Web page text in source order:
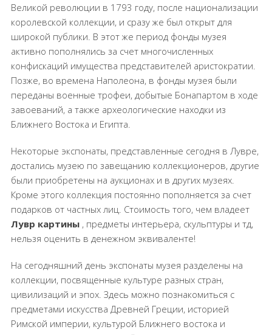
Великой революции в 1793 году, после национализации
королевской коллекции, и сразу же был открыт для
широкой публики. В этот же период фонды музея
активно пополнялись за счет многочисленных
конфискаций имущества представителей аристократии.
Позже, во времена Наполеона, в фонды музея были
переданы военные трофеи, добытые Бонапартом в ходе
завоеваний, а также археологические находки из
Ближнего Востока и Египта.
Некоторые экспонаты, представленные сегодня в Лувре,
достались музею по завещанию коллекционеров, другие
были приобретены на аукционах и в других музеях.
Кроме этого коллекция постоянно пополняется за счет
подарков от частных лиц. Стоимость того, чем владеет
Лувр картины, предметы интерьера, скульптуры и тд,
нельзя оценить в денежном эквиваленте!
На сегодняшний день экспонаты музея разделены на
коллекции, посвященные культуре разных стран,
цивилизаций и эпох. Здесь можно познакомиться с
предметами искусства Древней Греции, историей
Римской империи, культурой Ближнего востока и